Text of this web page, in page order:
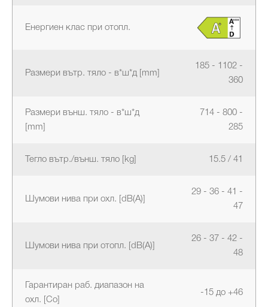
Енергиен клас при отопл.
Размери вътр. тяло - в*ш*д [mm]
185 - 1102 -
360
Размери външ. тяло - в*ш*д
[mm]
714 - 800 -
285
Тегло вътр./външ. тяло [kg] 15.5 / 41
Шумови нива при охл. [dB(A)]
29 - 36 - 41 -
47
Шумови нива при отопл. [dB(A)]
26 - 37 - 42 -
48
Гарантиран раб. диапазон на
охл. [Co]
-15 до +46